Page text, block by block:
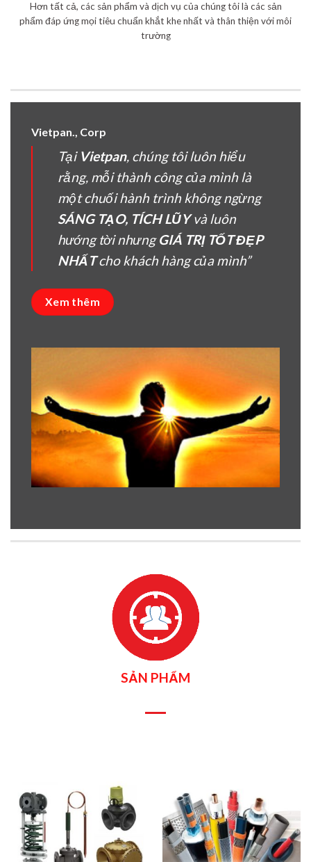
Hơn tất cả, các sản phẩm và dịch vụ của chúng tôi là các sản
phẩm đáp ứng mọi tiêu chuẩn khắt khe nhất và thân thiện với môi
trường
Vietpan., Corp
Tại Vietpan, chúng tôi luôn hiểu
rằng, mỗi thành công của mình là
một chuối hành trình không ngừng
SÁNG TẠO, TÍCH LŨYvà luôn
hướng tời nhưngGIÁ TRỊ TỐT ĐẸP
NHẤTcho khách hàng của mình”
Xem thêm
SẢN PHẨM